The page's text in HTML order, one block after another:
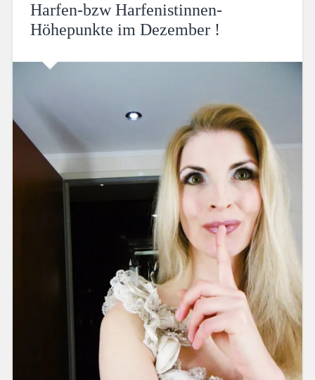
Harfen-bzw Harfenistinnen-
Höhepunkte im Dezember !